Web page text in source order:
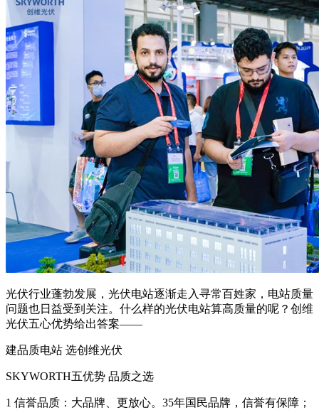
光伏行业蓬勃发展，光伏电站逐渐走入寻常百姓家，电站质量
问题也日益受到关注。什么样的光伏电站算高质量的呢？创维
光伏五心优势给出答案——
建品质电站 选创维光伏
SKYWORTH五优势 品质之选
1 信誉品质：大品牌、更放心。35年国民品牌，信誉有保障；